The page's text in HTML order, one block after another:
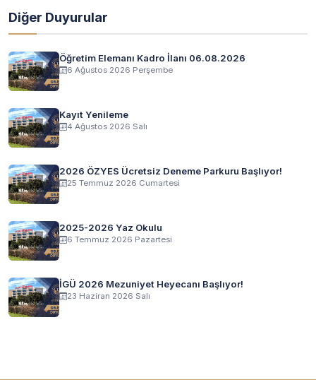
Diğer Duyurular
Öğretim Elemanı Kadro İlanı 06.08.2026
6 Ağustos 2026 Perşembe
Kayıt Yenileme
4 Ağustos 2026 Salı
2026 ÖZYES Ücretsiz Deneme Parkuru Başlıyor!
25 Temmuz 2026 Cumartesi
2025-2026 Yaz Okulu
6 Temmuz 2026 Pazartesi
İGÜ 2026 Mezuniyet Heyecanı Başlıyor!
23 Haziran 2026 Salı